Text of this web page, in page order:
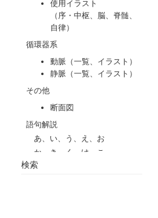
検索